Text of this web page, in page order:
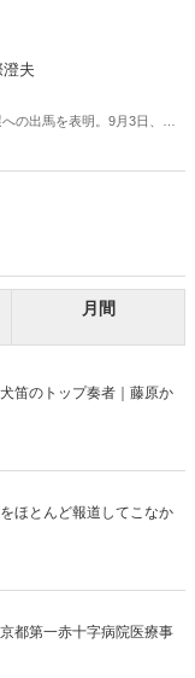
澄夫
の出馬を表明。9月3日、菅
中の月刊『Hanada』2021
禁止！」を特別無料公開！
月間
笛のトップ奏者｜藤原か
ほとんど報道してこなか
都第一赤十字病院医療事